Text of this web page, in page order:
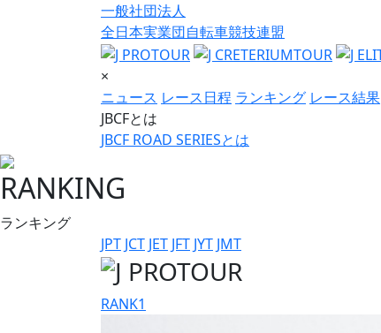
一般社団法人
全日本実業団自転車競技連盟
×
ニュース レース日程 ランキング レース結果
JBCFとは
JBCF ROAD SERIESとは
RANKING
ランキング
JPT JCT JET JFT JYT JMT
RANK1